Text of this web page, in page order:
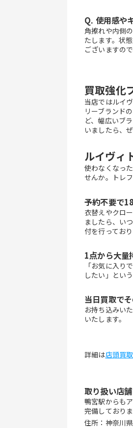
Q. 使用感や
角擦れや内側
たします。状
ございますの
買取強化
当店ではルイ
リーブランド
ど、幅広いブ
いましたら、
ルイヴィ
使わなくなっ
せんか。トレ
予約不要で
衣替えやクロ
ましたら、い
付を行ってお
1点から大量
「お気に入り
したい」とい
当日買取で
お持ち込みい
いたします。
詳細は店頭買
取り扱い店
鴨宮駅からも
完備しておりま
住所：神奈川